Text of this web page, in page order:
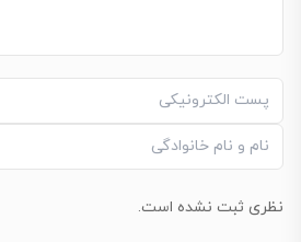
نظری ثبت نشده است.